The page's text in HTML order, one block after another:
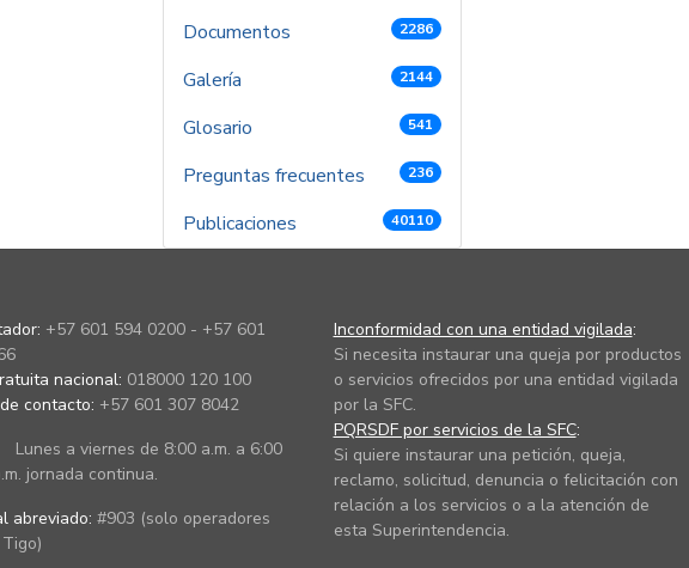
Documentos 2286
Galería 2144
Glosario 541
Preguntas frecuentes 236
Publicaciones 40110
+57 601 594 0200 - +57 601
nacional: 018000 120 100
contacto: +57 601 307 8042
Lunes a viernes de 8:00 a.m. a 6:00
jornada continua.
abreviado: #903 (solo operadores
Inconformidad con una entidad vigilada:
Si necesita instaurar una queja por productos
o servicios ofrecidos por una entidad vigilada
por la SFC.
PQRSDF por servicios de la SFC:
Si quiere instaurar una petición, queja,
reclamo, solicitud, denuncia o felicitación con
relación a los servicios o a la atención de
esta Superintendencia.